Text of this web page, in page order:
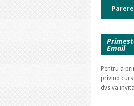
Email
Pentru a
privind
dvs va